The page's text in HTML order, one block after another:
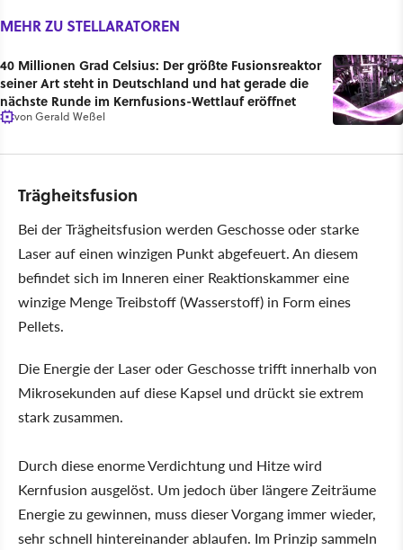
MEHR ZU STELLARATOREN
40 Millionen Grad Celsius: Der größte Fusionsreaktor
seiner Art steht in Deutschland und hat gerade die
nächste Runde im Kernfusions-Wettlauf eröffnet
vonGerald Weßel
Trägheitsfusion
Bei der Trägheitsfusion werden Geschosse oder starke
Laser auf einen winzigen Punkt abgefeuert. An diesem
befindet sich im Inneren einer Reaktionskammer eine
winzige Menge Treibstoff (Wasserstoff) in Form eines
Pellets.
Die Energie der Laser oder Geschosse trifft innerhalb von
Mikrosekunden auf diese Kapsel und drückt sie extrem
stark zusammen.
Durch diese enorme Verdichtung und Hitze wird
Kernfusion ausgelöst. Um jedoch über längere Zeiträume
Energie zu gewinnen, muss dieser Vorgang immer wieder,
sehr schnell hintereinander ablaufen. Im Prinzip sammeln